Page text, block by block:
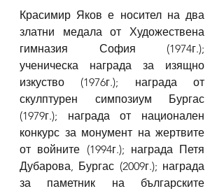
Красимир Яков е носител на два
златни медала от Художествена
гимназия София (1974г.);
ученическа награда за изящно
изкуство (1976г.); награда от
скулптурен симпозиум Бургас
(1979г.); награда от национален
конкурс за монумент на жертвите
от войните (1994г.); награда Петя
Дубарова, Бургас (2009г.); награда
за паметник на българските